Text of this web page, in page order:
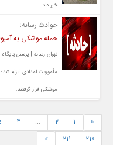
خبر داد.
حوادث رسانه؛
حمله موشکی به
تهران رسانه | پرسنل
مأموریت امدادی اعزام
موشکی قرار گرفتند.
«
1
2
...
4
210
211
»